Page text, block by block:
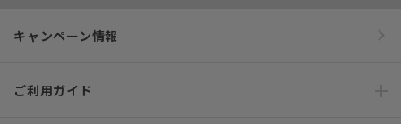
キャンペーン情報
ご利用ガイド